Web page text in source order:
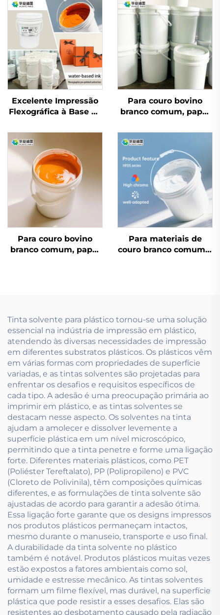
Excelente Impressão
Flexográfica à Base de
Couro Bovino Branco
Comum e Papel
Coated para Muitos
Materiais
Para couro bovino
branco comum, papel
materiais, tintas de
impressão flexográfica
à base de água de
excelente qualidade
são aplicáveis.
Para couro bovino
branco comum, papel
aplicáveis.
Para materiais de
couro branco comum e
Tinta solvente para plástico tornou-se uma solução
essencial na indústria de impressão em plástico,
atendendo às diversas necessidades de impressão
em diferentes substratos plásticos. Os plásticos vêm
em várias formas com propriedades de superfície
variadas, e as tintas solventes são projetadas para
enfrentar os desafios e requisitos específicos de
cada tipo. A adesão é uma preocupação primária ao
imprimir em plástico, e as tintas solventes se
destacam nesse aspecto. Os solventes na tinta
ajudam a amolecer e dissolver levemente a
superfície plástica em um nível microscópico,
permitindo que a tinta penetre e forme uma ligação
forte. Diferentes materiais plásticos, como PET
(Poliéster Tereftalato), PP (Polipropileno) e PVC
(Cloreto de Polivinila), têm composições químicas
diferentes, e as formulações de tinta solvente são
ajustadas de acordo para garantir a adesão ótima.
Essa ligação forte garante que os designs impressos
nos produtos plásticos permaneçam intactos,
mesmo durante o manuseio, transporte e uso final.
A durabilidade da tinta solvente no plástico
também é notável. Produtos plásticos muitas vezes
estão expostos a fatores ambientais como sol,
umidade e estresse mecânico. As tintas solventes
formam um filme flexível, mas durável, na superfície
plástica que pode resistir a esses desafios. Elas são
resistentes ao desbotamento causado pela radiação